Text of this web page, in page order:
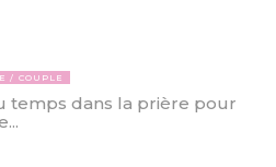
COUPLE
temps dans la prière pour